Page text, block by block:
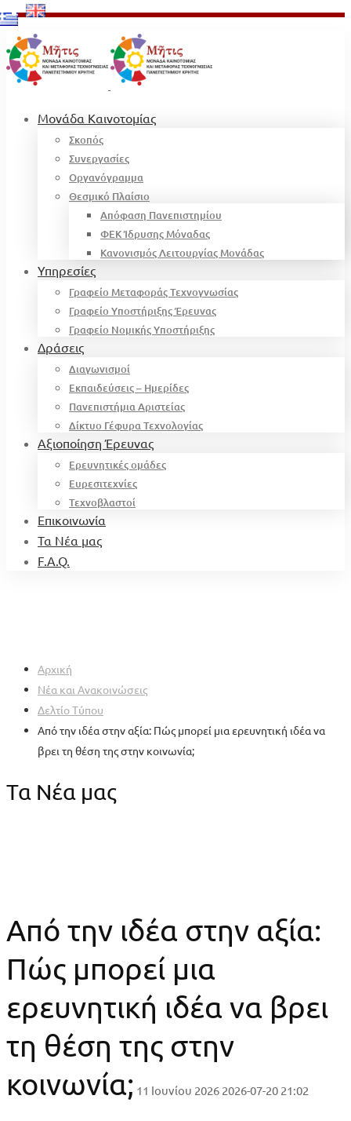
Μονάδα Καινοτομίας
Σκοπός
Συνεργασίες
Οργανόγραμμα
Θεσμικό Πλαίσιο
Απόφαση Πανεπιστημίου
ΦΕΚ Ίδρυσης Μόναδας
Κανονισμός Λειτουργίας Μονάδας
Υπηρεσίες
Γραφείο Μεταφοράς Τεχνογνωσίας
Γραφείο Υποστήριξης Έρευνας
Γραφείο Νομικής Υποστήριξης
Δράσεις
Διαγωνισμοί
Εκπαιδεύσεις – Ημερίδες
Πανεπιστήμια Αριστείας
Δίκτυο Γέφυρα Τεχνολογίας
Αξιοποίηση Έρευνας
Ερευνητικές ομάδες
Ευρεσιτεχνίες
Τεχνοβλαστοί
Επικοινωνία
Τα Νέα μας
F.A.Q.
Αρχική
Νέα και Ανακοινώσεις
Δελτίο Τύπου
Από την ιδέα στην αξία: Πώς μπορεί μια ερευνητική ιδέα να
βρει τη θέση της στην κοινωνία;
Τα Νέα μας
Από την ιδέα στην αξία:
Πώς μπορεί μια
ερευνητική ιδέα να βρει
τη θέση της στην
κοινωνία; 11 Ιουνίου 2026 2026-07-20 21:02